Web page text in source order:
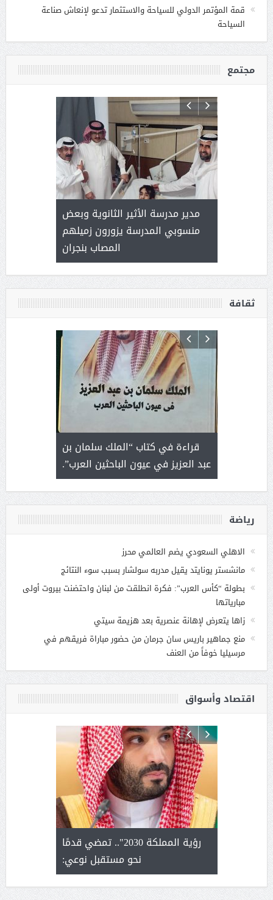
قمة المؤتمر الدولي للسياحة والاستثمار تدعو لإنعاش صناعة
السياحة
مجتمع
( محمد
مدير مدرسة الأثير الثانوية وبعض
منسوبي المدرسة يزورون زميلهم
المصاب بنجران
) .. ميراث
ثقافة
قراءة في كتاب “الملك سلمان بن
عبد العزيز في عيون الباحثين العرب”.
لايعرف
رياضة
الاهلي السعودي يضم العالمي محرز
مانشستر يونايتد يقيل مدربه سولشار بسبب سوء النتائج
بطولة “كأس العرب”: فكرة انطلقت من لبنان واحتضنت بيروت أولى
مبارياتها
زاها يتعرض لإهانة عنصرية بعد هزيمة سيتي
منع جماهير باريس سان جرمان من حضور مباراة فريقهم في
مرسيليا خوفاً من العنف
اقتصاد وأسواق
يحصل
رؤية المملكة 2030".. تمضي قدمًا
نحو مستقبل نوعي:
ورشة
عنيزة